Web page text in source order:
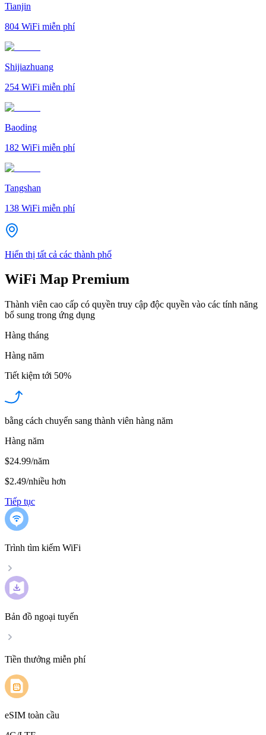
Tianjin
804 WiFi miễn phí
Shijiazhuang
254 WiFi miễn phí
Baoding
182 WiFi miễn phí
Tangshan
138 WiFi miễn phí
Hiển thị tất cả các thành phố
WiFi Map Premium
Thành viên cao cấp có quyền truy cập độc quyền vào các tính năng
bổ sung trong ứng dụng
Hàng tháng
Hàng năm
Tiết kiệm tới 50%
bằng cách chuyển sang thành viên hàng năm
Hàng năm
$24.99/năm
$2.49/nhiều hơn
Tiếp tục
Trình tìm kiếm WiFi
Bản đồ ngoại tuyến
Tiền thưởng miễn phí
eSIM toàn cầu